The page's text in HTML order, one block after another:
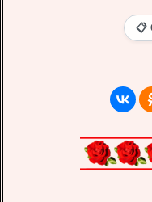
📋